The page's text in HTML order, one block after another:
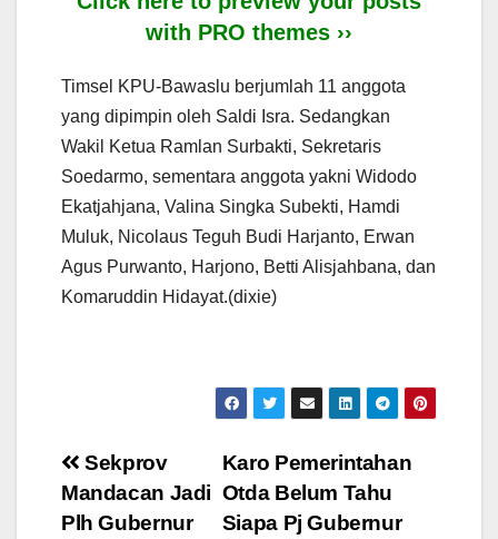
with PRO themes ››
Timsel KPU-Bawaslu berjumlah 11 anggota
yang dipimpin oleh Saldi Isra. Sedangkan
Wakil Ketua Ramlan Surbakti, Sekretaris
Soedarmo, sementara anggota yakni Widodo
Ekatjahjana, Valina Singka Subekti, Hamdi
Muluk, Nicolaus Teguh Budi Harjanto, Erwan
Agus Purwanto, Harjono, Betti Alisjahbana, dan
Komaruddin Hidayat.(dixie)
Post
navigation
Karo Pemerintahan
Otda Belum Tahu
Siapa Pj Gubernur
Sekprov
Mandacan Jadi
Plh Gubernur